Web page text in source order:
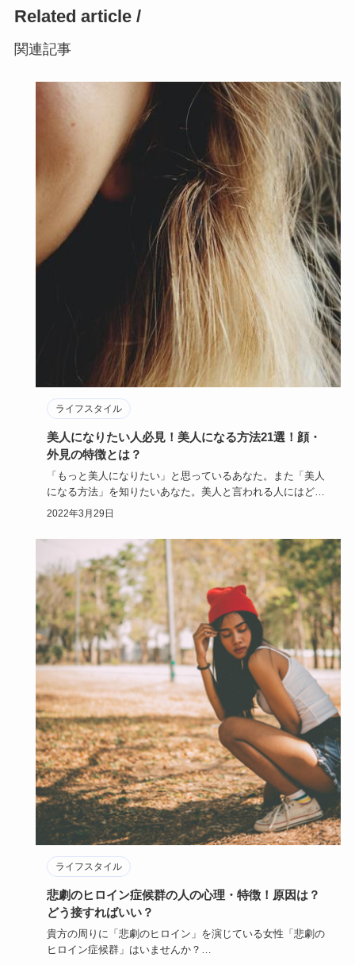
Related article /
関連記事
ライフスタイル
美人になりたい人必見！美人になる方法21選！顔・
外見の特徴とは？
「もっと美人になりたい」と思っているあなた。また「美人
になる方法」を知りたいあなた。美人と言われる人にはどん
な特徴があるで…
2022年3月29日
ライフスタイル
悲劇のヒロイン症候群の人の心理・特徴！原因は？
どう接すればいい？
貴方の周りに「悲劇のヒロイン」を演じている女性「悲劇の
ヒロイン症候群」はいませんか？